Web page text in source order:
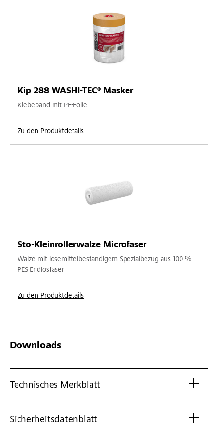
Kip 288 WASHI-TEC® Masker
Klebeband mit PE-Folie
Zu den Produktdetails
Sto-Kleinrollerwalze Microfaser
Walze mit lösemittelbeständigem Spezialbezug aus 100 %
PES-Endlosfaser
Zu den Produktdetails
Downloads
Technisches Merkblatt
Sicherheitsdatenblatt